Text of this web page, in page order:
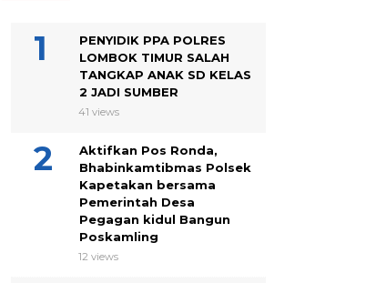
PENYIDIK PPA POLRES
LOMBOK TIMUR SALAH
TANGKAP ANAK SD KELAS
2 JADI SUMBER
41 views
Aktifkan Pos Ronda,
Bhabinkamtibmas Polsek
Kapetakan bersama
Pemerintah Desa
Pegagan kidul Bangun
Poskamling
12 views